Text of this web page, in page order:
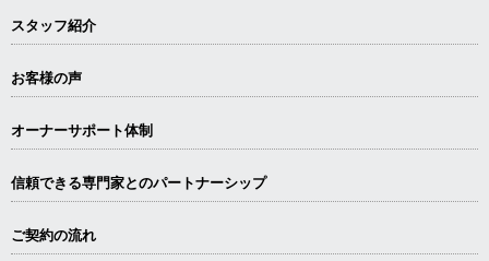
スタッフ紹介
お客様の声
オーナーサポート体制
信頼できる専⾨家とのパートナーシップ
ご契約の流れ